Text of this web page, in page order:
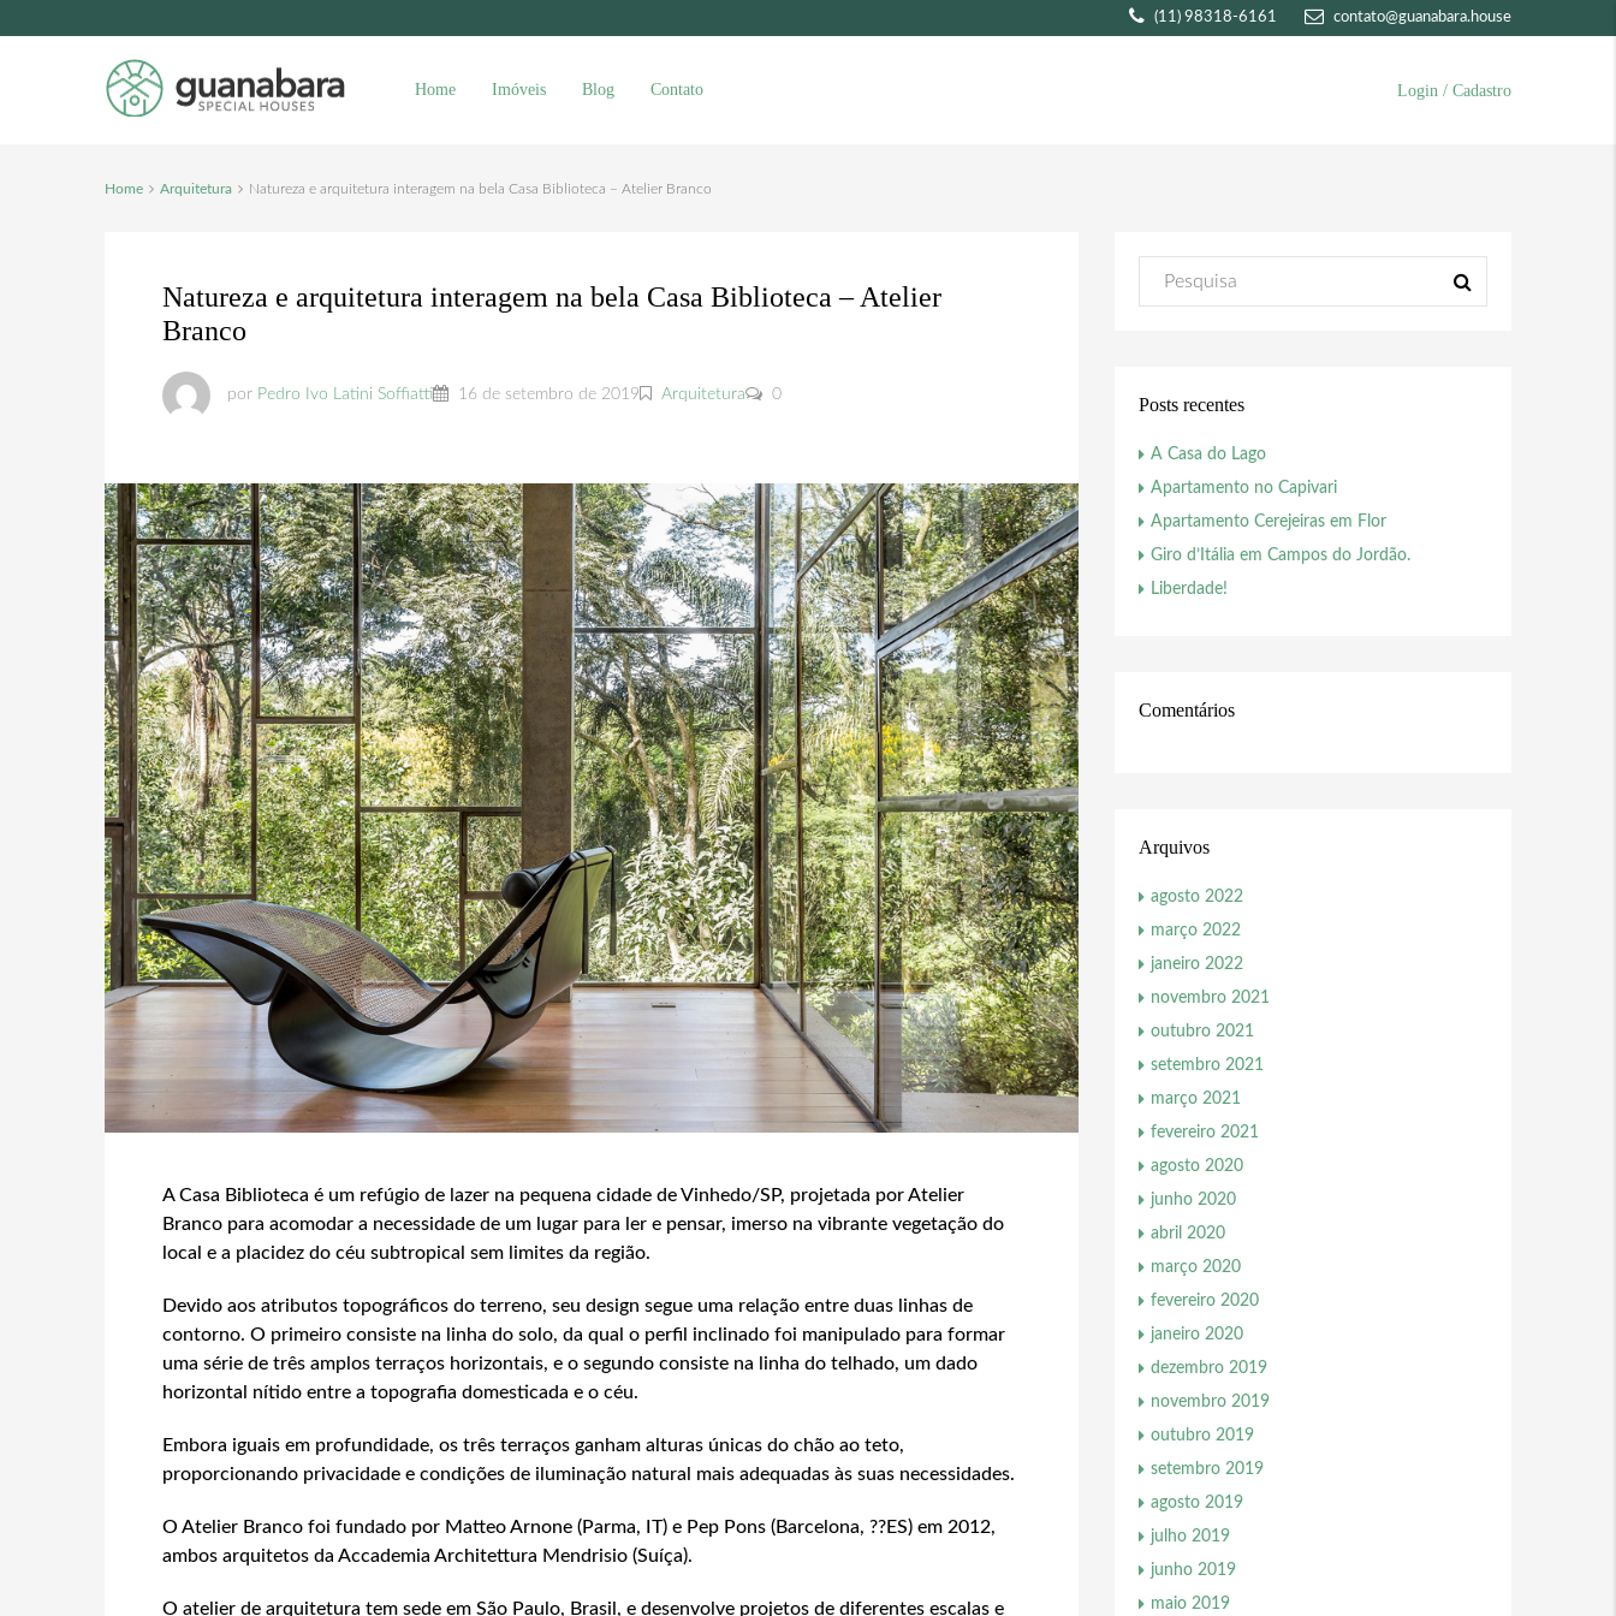
(11) 98318-6161 contato@guanabara.house
Home Imóveis Blog Contato Login / Cadastro
Home Arquitetura Natureza e arquitetura interagem na bela Casa Biblioteca – Atelier Branco
Natureza e arquitetura interagem na bela Casa Biblioteca – Atelier
Branco
por Pedro Ivo Latini Soffiatti 16 de setembro de 2019 Arquitetura 0
A Casa Biblioteca é um refúgio de lazer na pequena cidade de Vinhedo/SP, projetada por Atelier
Branco para acomodar a necessidade de um lugar para ler e pensar, imerso na vibrante vegetação do
local e a placidez do céu subtropical sem limites da região.
Devido aos atributos topográficos do terreno, seu design segue uma relação entre duas linhas de
contorno. O primeiro consiste na linha do solo, da qual o perfil inclinado foi manipulado para formar
uma série de três amplos terraços horizontais, e o segundo consiste na linha do telhado, um dado
horizontal nítido entre a topografia domesticada e o céu.
Embora iguais em profundidade, os três terraços ganham alturas únicas do chão ao teto,
proporcionando privacidade e condições de iluminação natural mais adequadas às suas necessidades.
O Atelier Branco foi fundado por Matteo Arnone (Parma, IT) e Pep Pons (Barcelona, ??ES) em 2012,
ambos arquitetos da Accademia Architettura Mendrisio (Suíça).
O atelier de arquitetura tem sede em São Paulo, Brasil, e desenvolve projetos de diferentes escalas e
Posts recentes
A Casa do Lago
Apartamento no Capivari
Apartamento Cerejeiras em Flor
Giro d’Itália em Campos do Jordão.
Liberdade!
Comentários
Arquivos
agosto 2022
março 2022
janeiro 2022
novembro 2021
outubro 2021
setembro 2021
março 2021
fevereiro 2021
agosto 2020
junho 2020
abril 2020
março 2020
fevereiro 2020
janeiro 2020
dezembro 2019
novembro 2019
outubro 2019
setembro 2019
agosto 2019
julho 2019
junho 2019
maio 2019